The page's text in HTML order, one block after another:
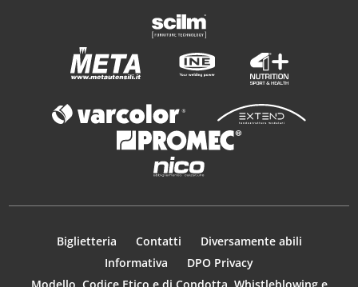
Biglietteria Contatti
Diversamente abili
Informativa
DPO Privacy